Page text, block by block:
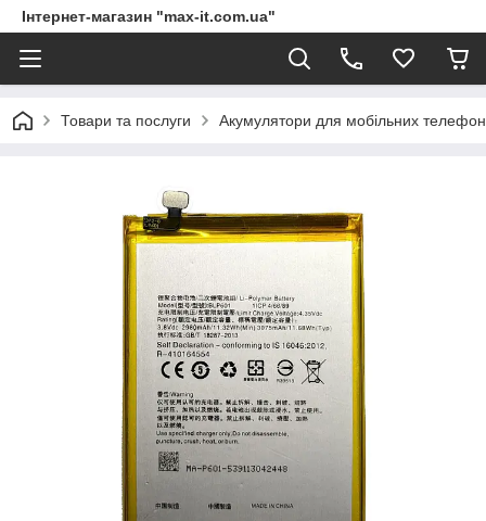
Інтернет-магазин "max-it.com.ua"
Товари та послуги Акумулятори для мобільних